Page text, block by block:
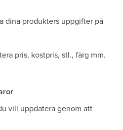
dina produkters uppgifter på
pris, kostpris, stl., färg mm.
vill uppdatera genom att